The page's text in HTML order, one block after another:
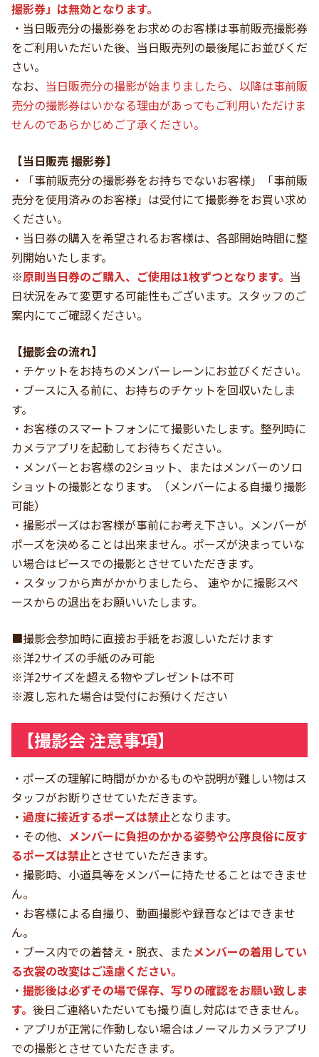
撮影券」は無効となります。
・当日販売分の撮影券をお求めのお客様は事前販売撮影券
をご利用いただいた後、当日販売列の最後尾にお並びくだ
さい。
なお、 当日販売分の撮影が始まりましたら、以降は事前販
売分の撮影券はいかなる理由があってもご利用いただけま
せんのであらかじめご了承ください。
【当日販売 撮影券】
・「事前販売分の撮影券をお持ちでないお客様」「事前販
売分を使用済みのお客様」は受付にて撮影券をお買い求め
ください。
・当日券の購入を希望されるお客様は、各部開始時間に整
列開始いたします。
※原則当日券のご購入、ご使用は1枚ずつとなります。 当
日状況をみて変更する可能性もございます。スタッフのご
案内にてご確認ください。
【撮影会の流れ】
・チケットをお持ちのメンバーレーンにお並びください。
・ブースに入る前に、お持ちのチケットを回収いたしま
す。
・お客様のスマートフォンにて撮影いたします。整列時に
カメラアプリを起動してお待ちください。
・メンバーとお客様の2ショット、またはメンバーのソロ
ショットの撮影となります。（メンバーによる自撮り撮影
可能）
・撮影ポーズはお客様が事前にお考え下さい。メンバーが
ポーズを決めることは出来ません。ポーズが決まっていな
い場合はピースでの撮影とさせていただきます。
・スタッフから声がかかりましたら、 速やかに撮影スペ
ースからの退出をお願いいたします。
■撮影会参加時に直接お手紙をお渡しいただけます
※洋2サイズの手紙のみ可能
※洋2サイズを超える物やプレゼントは不可
※渡し忘れた場合は受付にお預けください
【撮影会 注意事項】
・ポーズの理解に時間がかかるものや説明が難しい物はス
タッフがお断りさせていただきます。
・ 過度に接近するポーズは禁止となります。
・その他、 メンバーに負担のかかる姿勢や公序良俗に反す
るポーズは禁止とさせていただきます。
・撮影時、小道具等をメンバーに持たせることはできませ
ん。
・お客様による自撮り、動画撮影や録音などはできませ
ん。
・ブース内での着替え・脱衣、またメンバーの着用してい
る衣裳の改変はご遠慮ください。
・ 撮影後は必ずその場で保存、写りの確認をお願い致しま
す。 後日ご連絡いただいても撮り直し対応はできません。
・アプリが正常に作動しない場合はノーマルカメラアプリ
での撮影とさせていただきます。